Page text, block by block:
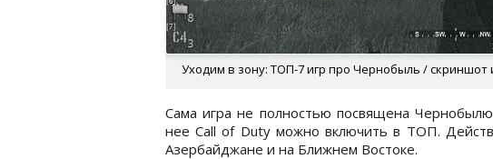
Уходим в зону: ТОП-7 игр про Чернобыль / скриншот
Сама игра не полностью посвящена
нее Call of Duty можно включить в ТОП.
Азербайджане и на Ближнем Востоке.